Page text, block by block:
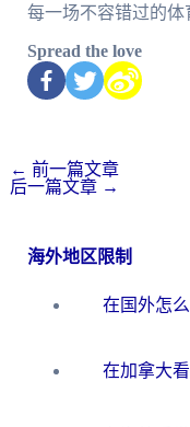
每一场不容错过的体
Spread the love
← 前一篇文章
后一篇文章 →
海外地区限制